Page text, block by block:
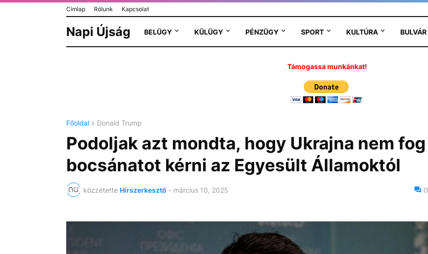
Címlap Rólunk Kapcsolat
Napi Újság BELÜGY KÜLÜGY PÉNZÜGY SPORT KULTÚRA BULVÁR
Támogassa munkánkat!
Főoldal Donald Trump
Podoljak azt mondta, hogy Ukrajna nem fog
bocsánatot kérni az Egyesült Államoktól
közzétette Hírszerkesztő - március 10, 2025 0